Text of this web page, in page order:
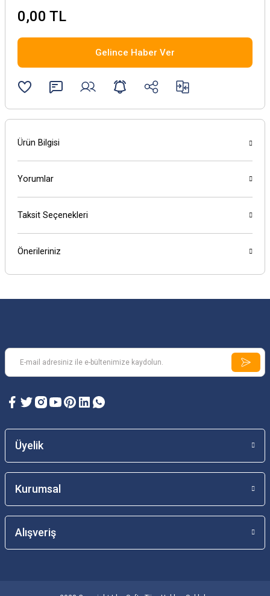
0,00 TL
Gelince Haber Ver
Ürün Bilgisi
Yorumlar
Taksit Seçenekleri
Önerileriniz
Üyelik
Kurumsal
Alışveriş